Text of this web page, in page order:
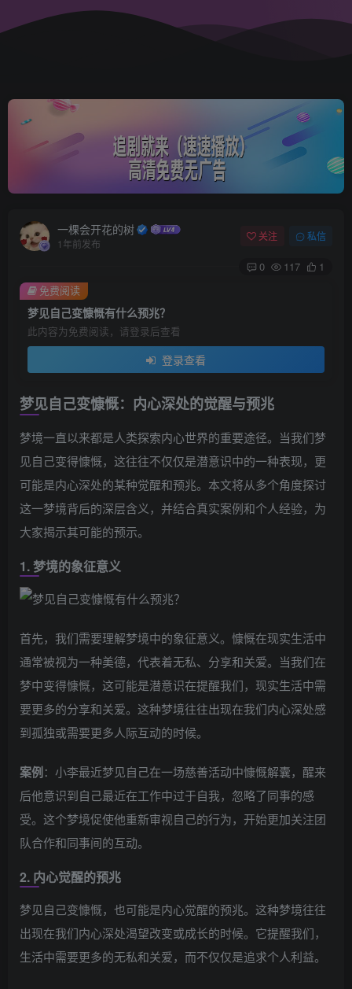
一棵会开花的树
1年前发布
关注 私信
0 117 1
梦见自己变慷慨有什么预兆？
此内容为免费阅读，请登录后查看
登录查看
免费阅读
梦见自己变慷慨：内心深处的觉醒与预兆
梦境一直以来都是人类探索内心世界的重要途径。当我们梦
见自己变得慷慨，这往往不仅仅是潜意识中的一种表现，更
可能是内心深处的某种觉醒和预兆。本文将从多个角度探讨
这一梦境背后的深层含义，并结合真实案例和个人经验，为
大家揭示其可能的预示。
1. 梦境的象征意义
首先，我们需要理解梦境中的象征意义。慷慨在现实生活中
通常被视为一种美德，代表着无私、分享和关爱。当我们在
梦中变得慷慨，这可能是潜意识在提醒我们，现实生活中需
要更多的分享和关爱。这种梦境往往出现在我们内心深处感
到孤独或需要更多人际互动的时候。
案例：小李最近梦见自己在一场慈善活动中慷慨解囊，醒来
后他意识到自己最近在工作中过于自我，忽略了同事的感
受。这个梦境促使他重新审视自己的行为，开始更加关注团
队合作和同事间的互动。
2. 内心觉醒的预兆
梦见自己变慷慨，也可能是内心觉醒的预兆。这种梦境往往
出现在我们内心深处渴望改变或成长的时候。它提醒我们，
生活中需要更多的无私和关爱，而不仅仅是追求个人利益。